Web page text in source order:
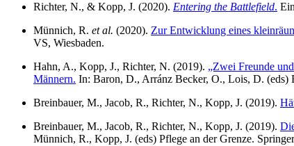
Richter, N., & Kopp, J. (2020). Entering the Battlefield.
Münnich, R. et al. (2020). Zur Entwicklung eines
VS, Wiesbaden.
Hahn, A., Kopp, J., Richter, N. (2019). „Zwei Freunde
Männern. In: Baron, D., Arránz Becker, O., Lois, D. (eds)
Breinbauer, M., Jacob, R., Richter, N., Kopp, J. (2019).
Breinbauer, M., Jacob, R., Richter, N., Kopp, J. (2019).
Münnich, R., Kopp, J. (eds) Pflege an der Grenze.